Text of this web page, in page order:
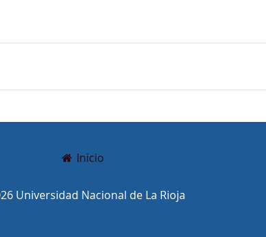
Inicio
Universidad Nacional de La Rioja